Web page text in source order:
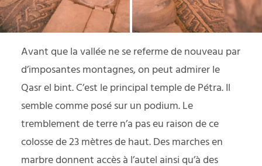
Avant que la vallée ne se referme de nouveau par
d’imposantes montagnes, on peut admirer le
Qasr el bint. C’est le principal temple de Pétra. Il
semble comme posé sur un podium. Le
tremblement de terre n’a pas eu raison de ce
colosse de 23 mètres de haut. Des marches en
marbre donnent accès à l’autel ainsi qu’à des